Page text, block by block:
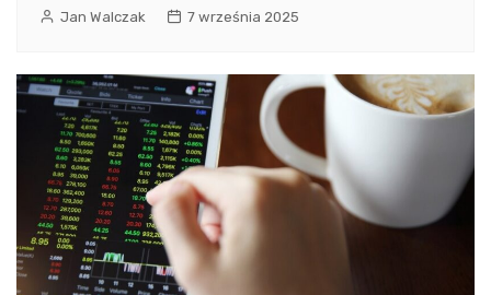
Jan Walczak 7 września 2025